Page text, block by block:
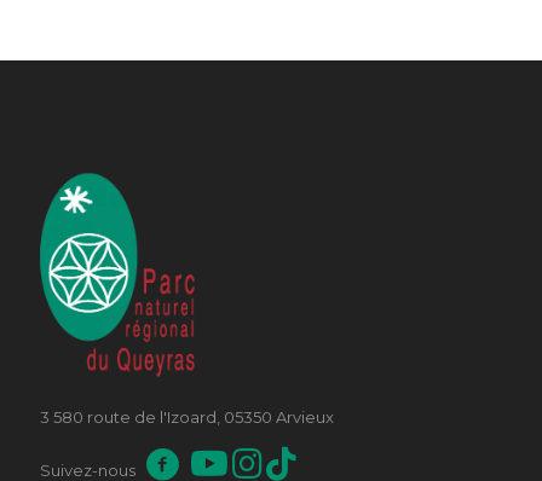
3 580 route de l'Izoard, 05350 Arvieux
Suivez-nous